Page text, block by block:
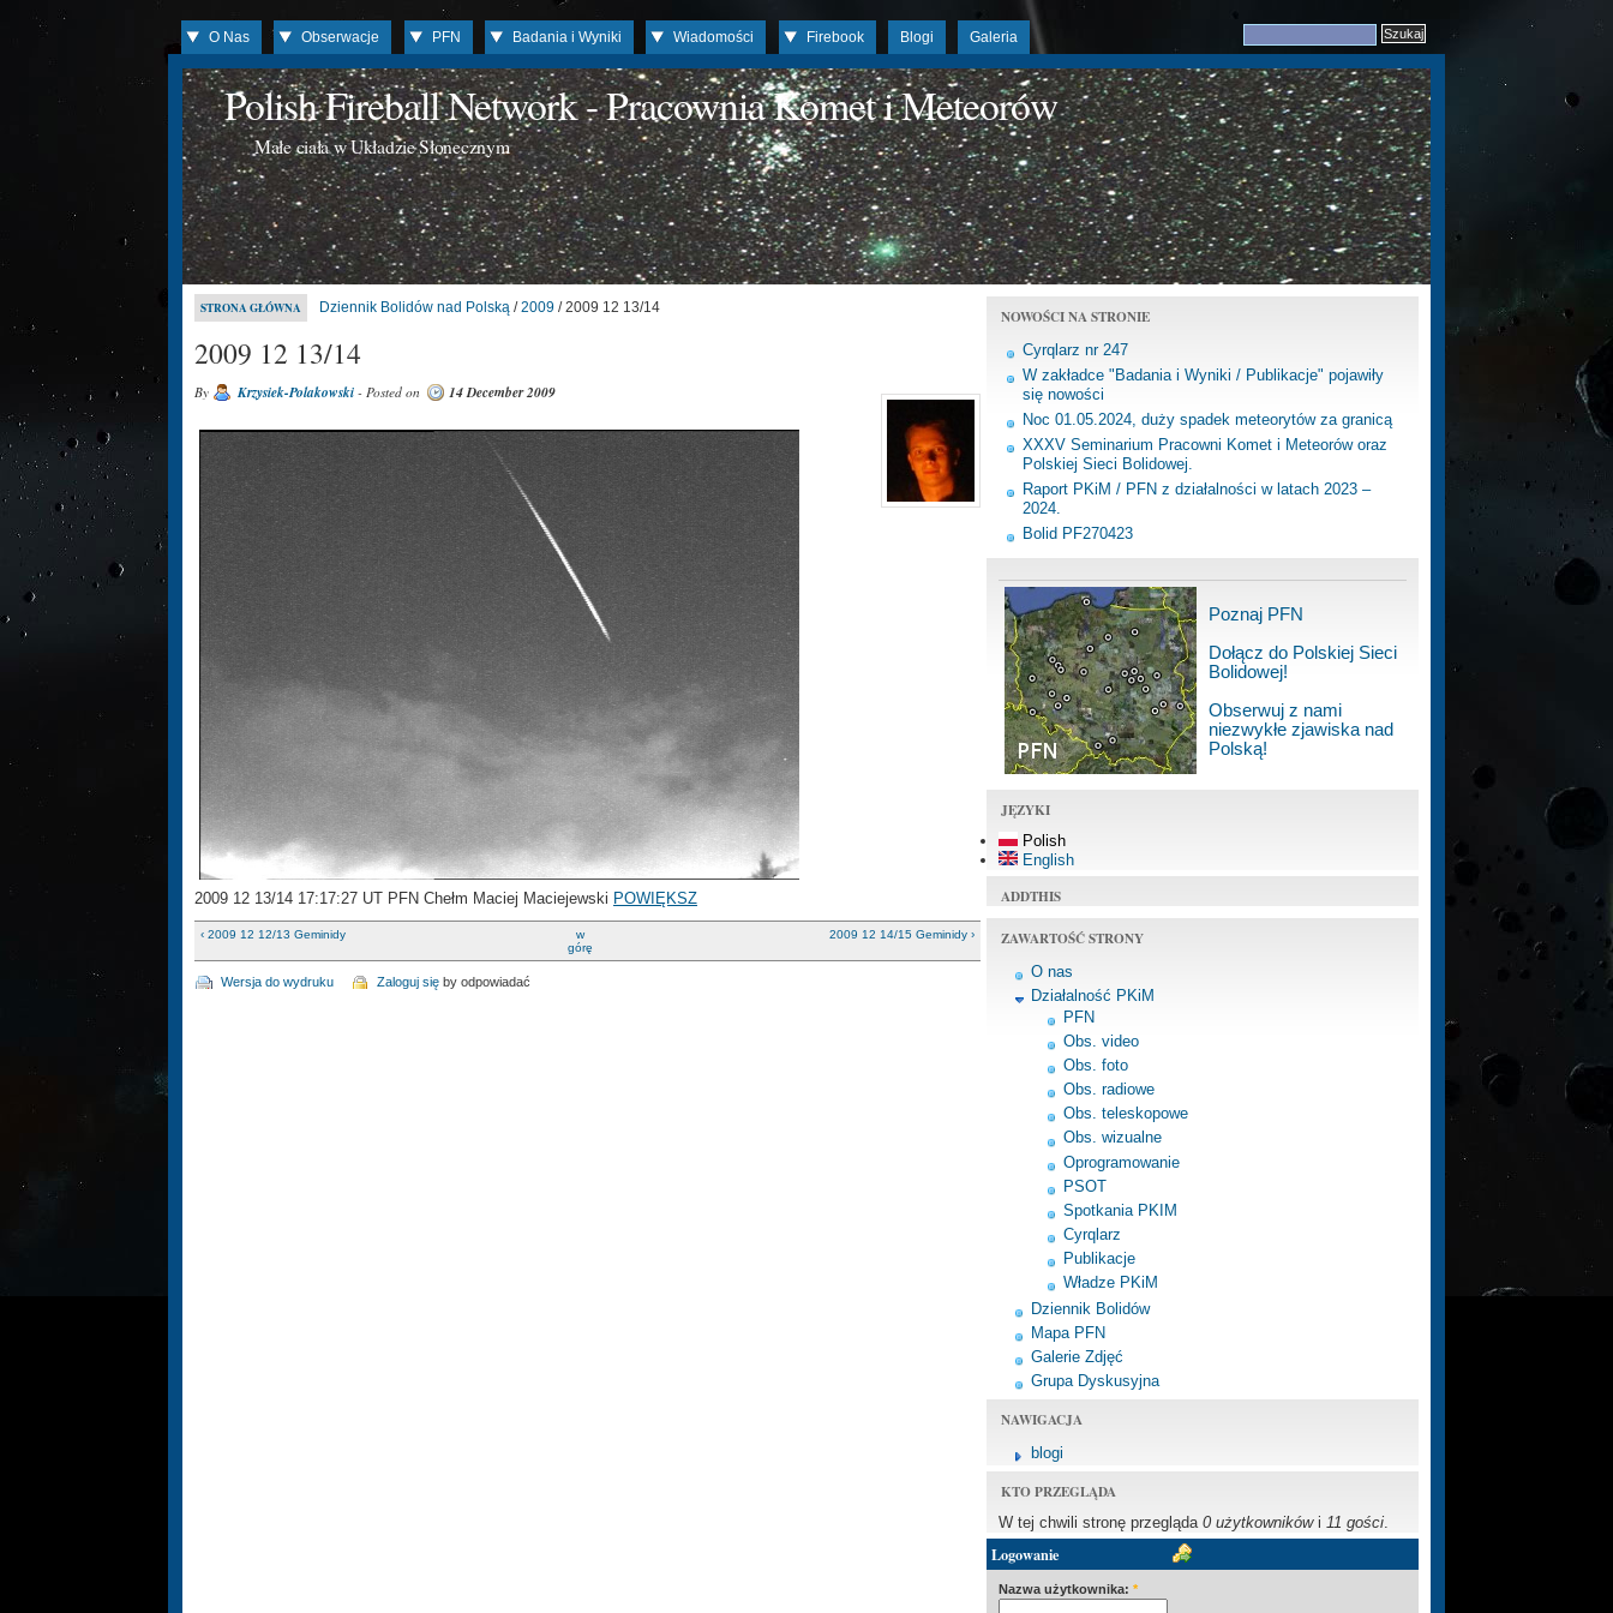
O Nas Obserwacje PFN Badania i Wyniki Wiadomości Firebook Blogi Galeria
Polish Fireball Network - Pracownia Komet i Meteorów
Małe ciała w Układzie Słonecznym
STRONA GŁÓWNA Dziennik Bolidów nad Polską /2009 / 2009 12 13/14
2009 12 13/14
By Krzysiek-Polakowski - Posted on 14 December 2009
2009 12 13/14 17:17:27 UT PFN Chełm Maciej Maciejewski POWIĘKSZ
‹ 2009 12 12/13 Geminidy
w
górę
2009 12 14/15 Geminidy ›
Wersja do wydruku Zaloguj się by odpowiadać
NOWOŚCI NA STRONIE
Cyrqlarz nr 247
W zakładce "Badania i Wyniki / Publikacje" pojawiły
się nowości
Noc 01.05.2024, duży spadek meteorytów za granicą
XXXV Seminarium Pracowni Komet i Meteorów oraz
Polskiej Sieci Bolidowej.
Raport PKiM / PFN z działalności w latach 2023 –
2024.
Bolid PF270423
Poznaj PFN
Dołącz do Polskiej Sieci
Bolidowej!
Obserwuj z nami
niezwykłe zjawiska nad
Polską!
JĘZYKI
Polish
English
ADDTHIS
ZAWARTOŚĆ STRONY
O nas
Działalność PKiM
PFN
Obs. video
Obs. foto
Obs. radiowe
Obs. teleskopowe
Obs. wizualne
Oprogramowanie
PSOT
Spotkania PKIM
Cyrqlarz
Publikacje
Władze PKiM
Dziennik Bolidów
Mapa PFN
Galerie Zdjęć
Grupa Dyskusyjna
NAWIGACJA
blogi
KTO PRZEGLĄDA
W tej chwili stronę przegląda 0 użytkownikówi 11 gości
Logowanie
Nazwa użytkownika: *